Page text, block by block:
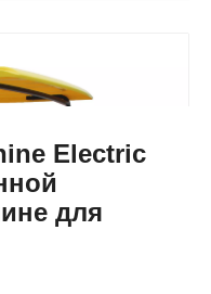
Electric
для